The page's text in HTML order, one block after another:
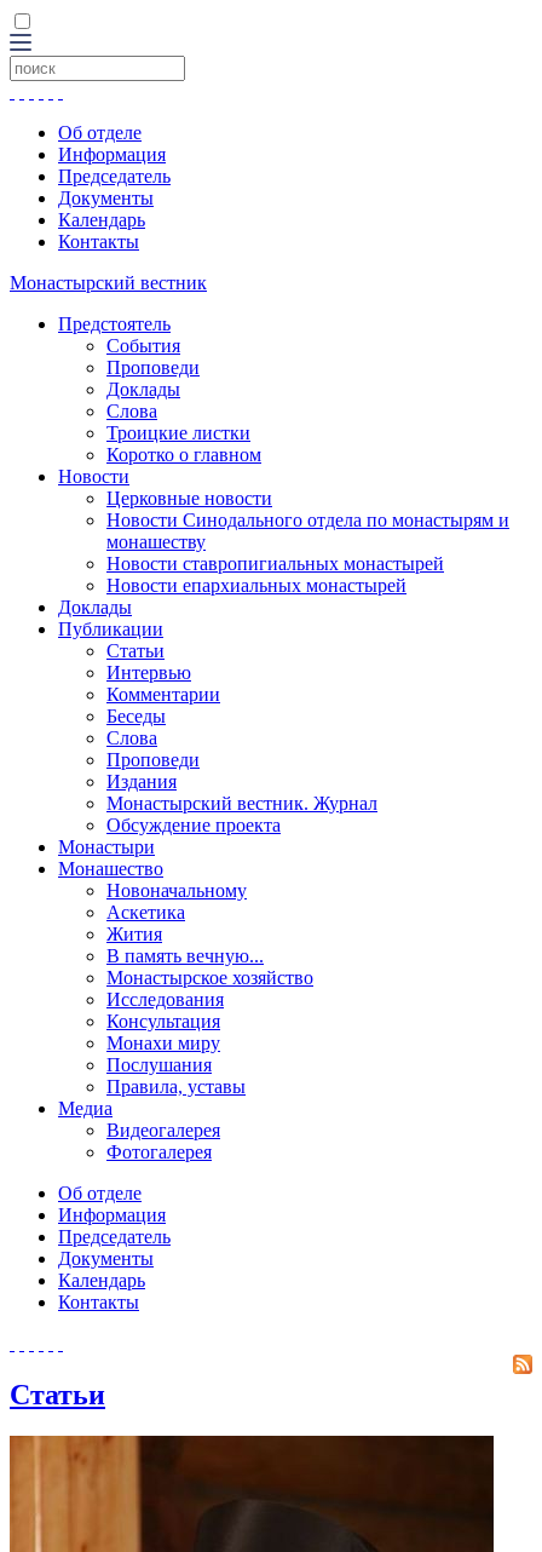
Об отделе
Информация
Председатель
Документы
Календарь
Контакты
Монастырский вестник
Предстоятель
События
Проповеди
Доклады
Слова
Троицкие листки
Коротко о главном
Новости
Церковные новости
Новости Синодального отдела по монастырям и
монашеству
Новости ставропигиальных монастырей
Новости епархиальных монастырей
Доклады
Публикации
Статьи
Интервью
Комментарии
Беседы
Слова
Проповеди
Издания
Монастырский вестник. Журнал
Обсуждение проекта
Монастыри
Монашество
Новоначальному
Аскетика
Жития
В память вечную...
Монастырское хозяйство
Исследования
Консультация
Монахи миру
Послушания
Правила, уставы
Медиа
Видеогалерея
Фотогалерея
Об отделе
Информация
Председатель
Документы
Календарь
Контакты
Статьи